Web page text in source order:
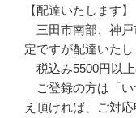
【配達いたします】
三田市南部、神戸
定ですが配達いたし
税込み5500円以上
ご登録の方は「い
え頂ければ、ご対応